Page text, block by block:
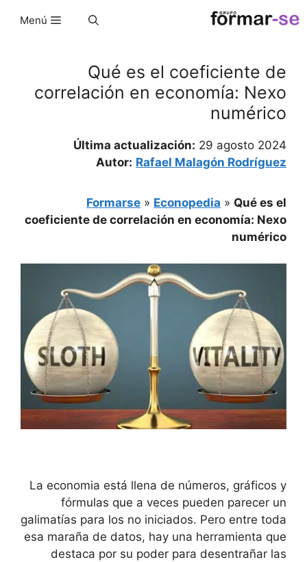
al
Menú
Qué es el coeficiente de
correlación en economía: Nexo
numérico
Última actualización: 29 agosto 2024
Autor: Rafael Malagón Rodríguez
Formarse » Econopedia » Qué es el
coeficiente de correlación en economía: Nexo
numérico
La economia está llena de números, gráficos⁤ y
fórmulas que ⁤a ⁢veces​ pueden parecer ⁢un
galimatías para los no iniciados. Pero entre toda
esa maraña de datos, hay una herramienta que
destaca‌ por su poder​ para desentrañar las